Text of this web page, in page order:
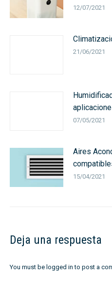
12/07/2021
21/06/2021
07/05/2021
Aires
15/04/2021
Deja una respuesta
You must be logged in to post a